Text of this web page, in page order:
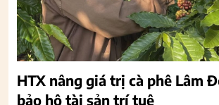
HTX nâng giá trị cà phê Lâm
bảo hộ tài sản trí tuệ